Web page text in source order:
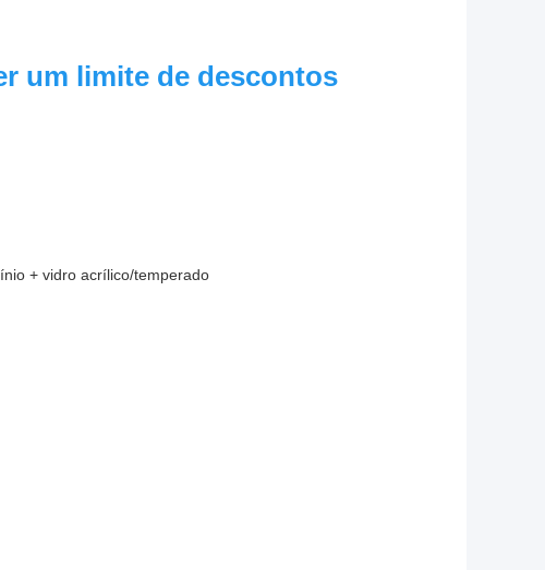
um limite de descontos
+ vidro acrílico/temperado